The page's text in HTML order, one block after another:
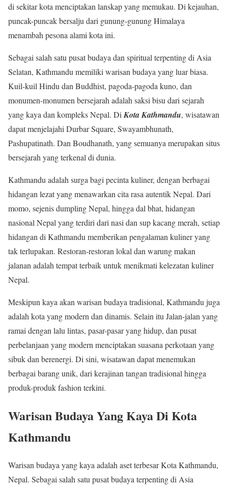
di sekitar kota menciptakan lanskap yang memukau. Di kejauhan,
puncak-puncak bersalju dari gunung-gunung Himalaya
menambah pesona alami kota ini.
Sebagai salah satu pusat budaya dan spiritual terpenting di Asia
Selatan, Kathmandu memiliki warisan budaya yang luar biasa.
Kuil-kuil Hindu dan Buddhist, pagoda-pagoda kuno, dan
monumen-monumen bersejarah adalah saksi bisu dari sejarah
yang kaya dan kompleks Nepal. Di Kota Kathmandu, wisatawan
dapat menjelajahi Durbar Square, Swayambhunath,
Pashupatinath. Dan Boudhanath, yang semuanya merupakan situs
bersejarah yang terkenal di dunia.
Kathmandu adalah surga bagi pecinta kuliner, dengan berbagai
hidangan lezat yang menawarkan cita rasa autentik Nepal. Dari
momo, sejenis dumpling Nepal, hingga dal bhat, hidangan
nasional Nepal yang terdiri dari nasi dan sup kacang merah, setiap
hidangan di Kathmandu memberikan pengalaman kuliner yang
tak terlupakan. Restoran-restoran lokal dan warung makan
jalanan adalah tempat terbaik untuk menikmati kelezatan kuliner
Nepal.
Meskipun kaya akan warisan budaya tradisional, Kathmandu juga
adalah kota yang modern dan dinamis. Selain itu Jalan-jalan yang
ramai dengan lalu lintas, pasar-pasar yang hidup, dan pusat
perbelanjaan yang modern menciptakan suasana perkotaan yang
sibuk dan berenergi. Di sini, wisatawan dapat menemukan
berbagai barang unik, dari kerajinan tangan tradisional hingga
produk-produk fashion terkini.
Warisan Budaya Yang Kaya Di Kota
Kathmandu
Warisan budaya yang kaya adalah aset terbesar Kota Kathmandu,
Nepal. Sebagai salah satu pusat budaya terpenting di Asia